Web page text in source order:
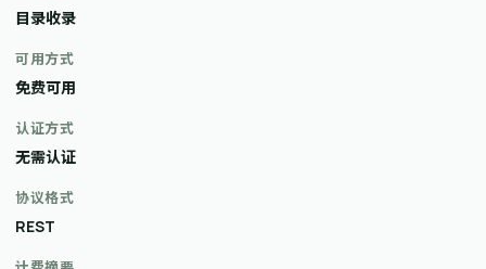
目录收录
可用方式
免费可用
认证方式
无需认证
协议格式
REST